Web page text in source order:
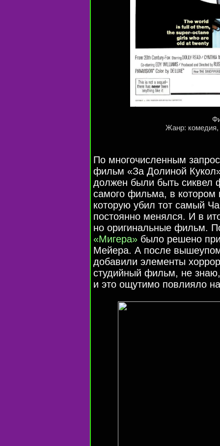
Жанр:
По многочисленным
фильм «За Долиной
должен были быть сиквел
самого фильма, в котором
которую убил тот самый
постоянно менялся. И в
но оригинальные фильм.
«Мигера» было решено
Мейера. А после
добавили элементы
студийный фильм, не
и это ощутимо повлияло на